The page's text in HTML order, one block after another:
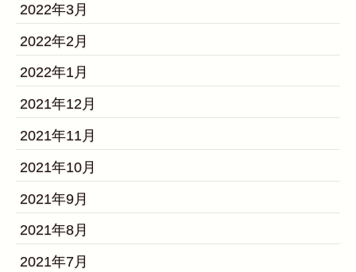
2022年3月
2022年2月
2022年1月
2021年12月
2021年11月
2021年10月
2021年9月
2021年8月
2021年7月